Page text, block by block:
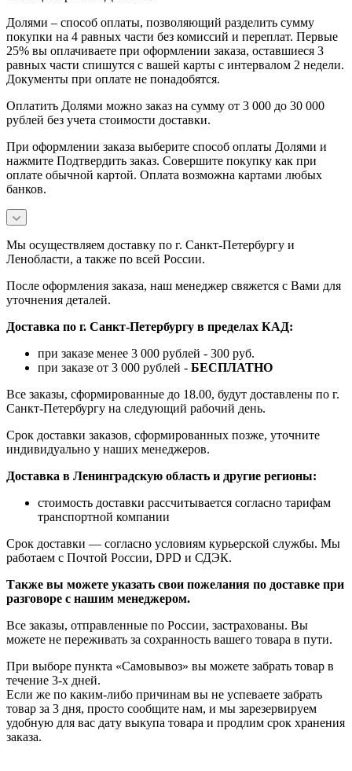
Долями – способ оплаты, позволяющий разделить сумму
покупки на 4 равных части без комиссий и переплат. Первые
25% вы оплачиваете при оформлении заказа, оставшиеся 3
равных части спишутся с вашей карты с интервалом 2 недели.
Документы при оплате не понадобятся.
Оплатить Долями можно заказ на сумму от 3 000 до 30 000
рублей без учета стоимости доставки.
При оформлении заказа выберите способ оплаты Долями и
нажмите Подтвердить заказ. Совершите покупку как при
оплате обычной картой. Оплата возможна картами любых
банков.
Мы осуществляем доставку по г. Санкт-Петербургу и
Ленобласти, а также по всей России.
После оформления заказа, наш менеджер свяжется с Вами для
уточнения деталей.
Доставка по г. Санкт-Петербургу в пределах КАД:
при заказе менее 3 000 рублей - 300 руб.
при заказе от 3 000 рублей - БЕСПЛАТНО
Все заказы, сформированные до 18.00, будут доставлены по г.
Санкт-Петербургу на следующий рабочий день.
Срок доставки заказов, сформированных позже, уточните
индивидуально у наших менеджеров.
Доставка в Ленинградскую область и другие регионы:
стоимость доставки рассчитывается согласно тарифам
транспортной компании
Срок доставки — согласно условиям курьерской службы. Мы
работаем с Почтой России, DPD и СДЭК.
Также вы можете указать свои пожелания по доставке при
разговоре с нашим менеджером.
Все заказы, отправленные по России, застрахованы. Вы
можете не переживать за сохранность вашего товара в пути.
При выборе пункта «Самовывоз» вы можете забрать товар в
течение 3-х дней.
Если же по каким-либо причинам вы не успеваете забрать
товар за 3 дня, просто сообщите нам, и мы зарезервируем
удобную для вас дату выкупа товара и продлим срок хранения
заказа.